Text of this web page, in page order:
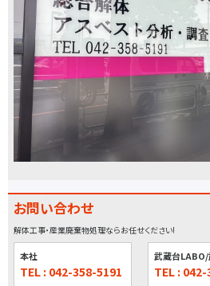
お問い合わせ
解体工事・産業廃棄物処理ならお任せください!
本社
TEL : 042-358-5191
武蔵台
TEL :